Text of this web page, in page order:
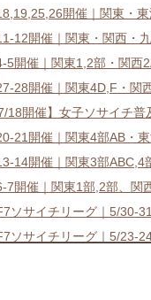
開催｜関東・
12開催｜関東・関西・
5開催｜関東1,2部・関西
28開催｜関東4D,F・関
7/18開催】女子ソサイチ
21開催｜関東4部AB・
14開催｜関東3部ABC,4
7開催｜関東1部,2部、関
ソサイチリーグ｜5/30-
ソサイチリーグ｜5/23-